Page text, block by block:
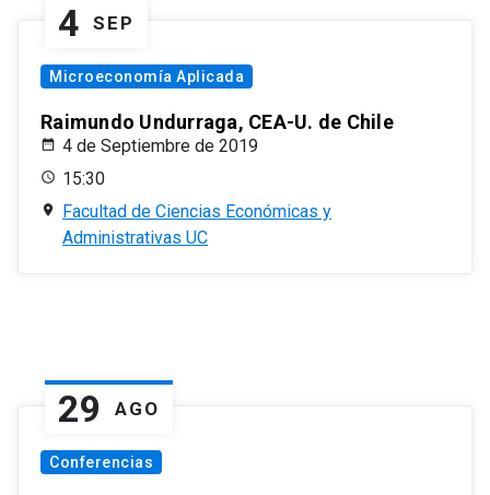
4 SEP
Microeconomía Aplicada
Raimundo Undurraga, CEA-U. de Chile
4 de Septiembre de 2019
15:30
Facultad de Ciencias Económicas y
Administrativas UC
29 AGO
Conferencias